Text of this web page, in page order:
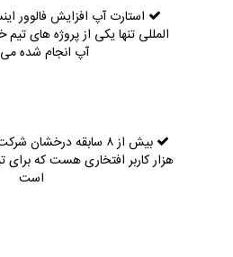
استارت آپ افزایش فالوور
آپ انجام شده
هزار کاربر افتخاری هست که برای
است